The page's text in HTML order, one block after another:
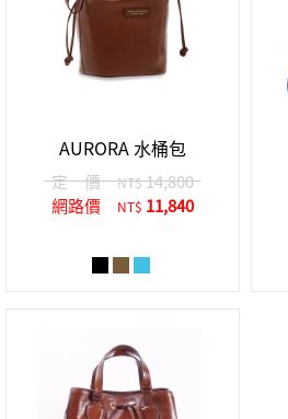
AURORA 水桶包
定 價 NT$14,800
網路價
NT$ 11,840